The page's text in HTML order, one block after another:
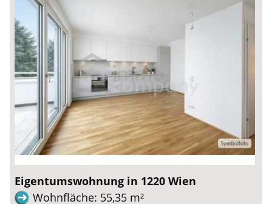
Eigentumswohnung in 1220 Wien
Wohnfläche: 55,35 m²